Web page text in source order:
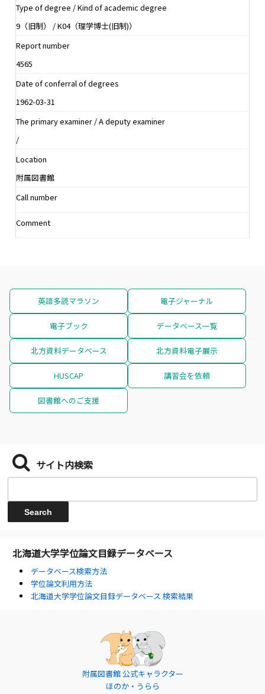
Type of degree / Kind of academic degree
9（旧制） / K04（理学博士(旧制)）
Report number
4565
Date of conferral of degrees
1962-03-31
The primary examiner / A deputy examiner
/
Location
附属図書館
Call number
Comment
英語多読マラソン 電子ジャーナル
電子ブック データベース一覧
北方資料データベース 北方資料電子展示
HUSCAP 講習会を依頼
図書館へのご支援
サイト内検索
北海道大学学位論文目録データベース
データベース検索方法
学位論文利用方法
北海道大学学位論文目録データベース 検索結果
附属図書館 公式キャラクター
ほのか・うらら